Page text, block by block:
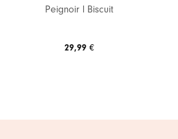
Peignoir l Biscuit
29,99 €